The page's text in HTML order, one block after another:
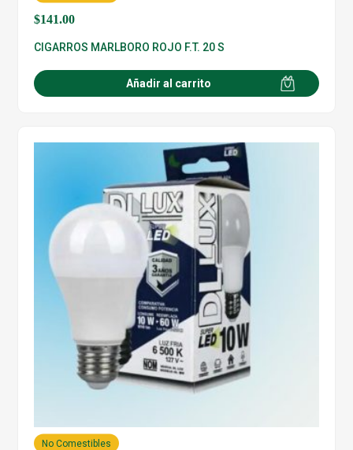
$141.00
CIGARROS MARLBORO ROJO F.T. 20 S
Añadir al carrito
No Comestibles